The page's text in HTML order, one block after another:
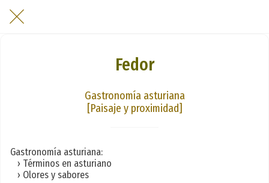
Fedor
Gastronomía asturiana
[Paisaje y proximidad]
Gastronomía asturiana:
› Términos en asturiano
› Olores y sabores